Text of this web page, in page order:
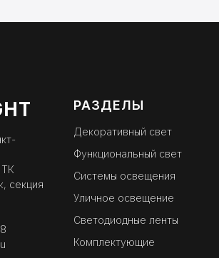
ТК
секция
РАЗДЕЛЫ
Декоративный свет
Функциональный свет
Системы освещения
Уличное освещение
Светодиодные ленты
Комплектующие